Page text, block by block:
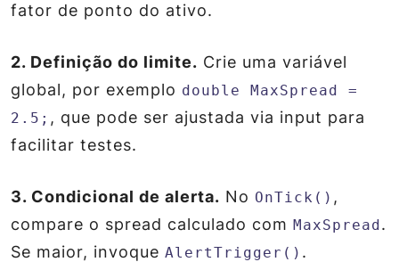
fator de ponto do ativo.
2. Definição do limite. Crie uma variável
global, por exemplo double MaxSpread =
2.5; , que pode ser ajustada via input para
facilitar testes.
3. Condicional de alerta. No OnTick() ,
compare o spread calculado com MaxSpread.
Se maior, invoque AlertTrigger() .